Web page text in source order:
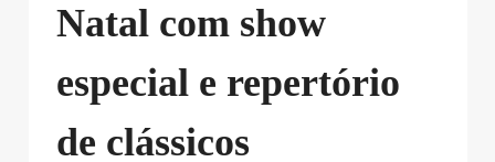
Natal com show
especial e repertório
de clássicos